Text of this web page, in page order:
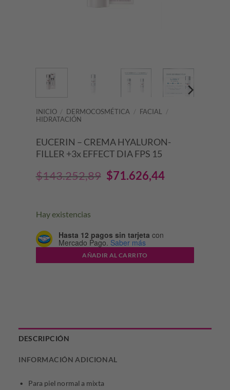
INICIO / DERMOCOSMÉTICA / FACIAL
/
HIDRATACIÓN
EUCERIN – CREMA HYALURON-
FILLER +3x EFFECT DIA FPS 15
$143.252,89 El
era:
$143.252,89.
$71.626,44
$71.626,44.
Hay existencias
Hasta 12 pagos sin tarjeta con
Mercado Pago. Saber más
AÑADIR AL CARRITO
DESCRIPCIÓN
INFORMACIÓN ADICIONAL
Para piel normal a mixta